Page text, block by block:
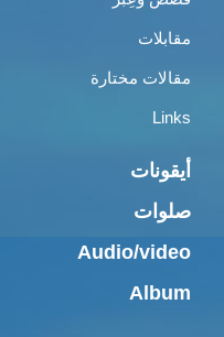
مقابلات
مقالات مختارة
Links
أيقونات
صلوات
Audio/video
Album